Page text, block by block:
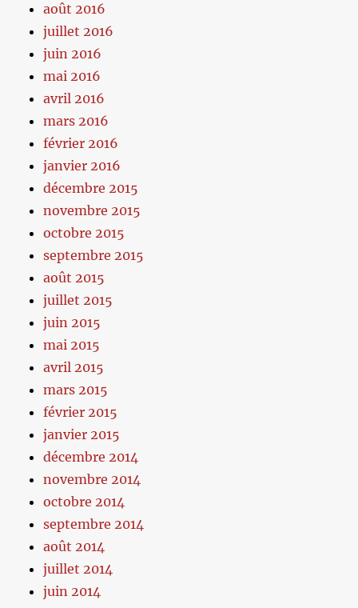
août 2016
juillet 2016
juin 2016
mai 2016
avril 2016
mars 2016
février 2016
janvier 2016
décembre 2015
novembre 2015
octobre 2015
septembre 2015
août 2015
juillet 2015
juin 2015
mai 2015
avril 2015
mars 2015
février 2015
janvier 2015
décembre 2014
novembre 2014
octobre 2014
septembre 2014
août 2014
juillet 2014
juin 2014